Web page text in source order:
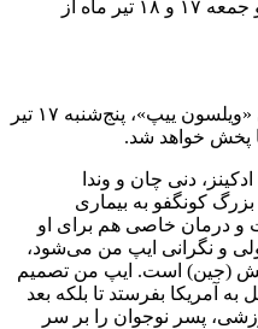
«سفر زمان» و «ول وله» پنج‌شنبه و جمعه ۱۷ و ۱۸ تیر ماه از
فیلم سینمایی «نهایی» به کارگردانی «ویلسون ییپ»، پنج‌شنبه ۱۷ تیر
دنی چان و وندا
کونگفو به بیماری
درمان خاصی هم برای او
و نگرانی ایپ من می‌شود،
(جین) است. ایپ من تصمیم
آمریکا بفرستد تا بلکه بعد
پسر نوجوان را بر سر